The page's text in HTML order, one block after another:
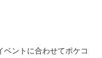
ントに合わせてポケコ